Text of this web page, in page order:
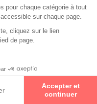
un spécialiste proche de
Avec 2 000
pour mettre à votre
possible.
En savoir +
pour chaque catégorie à tout
sur chaque page.
cliquez sur le lien
de page.
Accepter et
continuer